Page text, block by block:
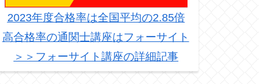
2023年度合格率は全国平均の2.85倍
高合格率の通関士講座はフォーサイト
＞＞フォーサイト講座の詳細記事